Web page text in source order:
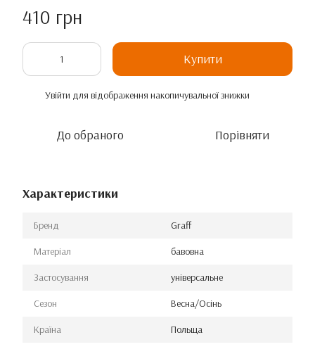
410 грн
Купити
Увійти для відображення накопичувальної знижки
До обраного Порівняти
Характеристики
Бренд Graff
Матеріал бавовна
Застосування універсальне
Сезон Весна/Осінь
Країна Польща